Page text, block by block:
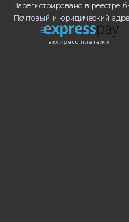
Зарегистрировано в реестре
Почтовый и юридический